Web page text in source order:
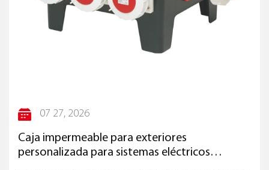
07 27, 2026
Caja impermeable para exteriores
personalizada para sistemas eléctricos